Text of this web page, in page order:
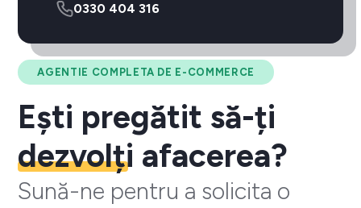
AGENTIE COMPLETA DE E-COMMERCE
Ești pregătit să-ți
dezvolți afacerea?
Sună-ne pentru a solicita o
0330 404 316